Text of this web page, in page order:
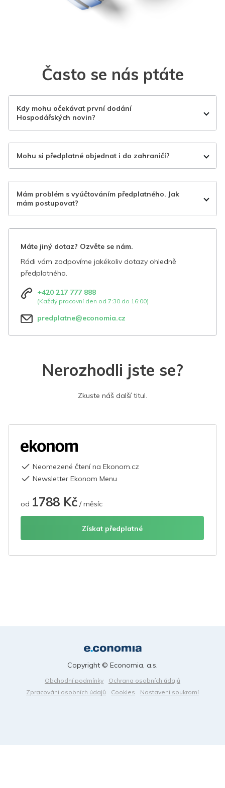
Často se nás ptáte
Kdy mohu očekávat první dodání
Hospodářských novin?
Mohu si předplatné objednat i do zahraničí?
Mám problém s vyúčtováním předplatného. Jak
mám postupovat?
Máte jiný dotaz? Ozvěte se nám.
Rádi vám zodpovíme jakékoliv dotazy ohledně
předplatného.
+420 217 777 888
(Každý pracovní den od 7:30 do 16:00)
predplatne@economia.cz
Nerozhodli jste se?
Zkuste náš další titul.
Neomezené čtení na Ekonom.cz
Newsletter Ekonom Menu
od 1788 Kč / měsíc
Získat předplatné
Obchodní podmínky
Ochrana osobních údajů
Zpracování osobních údajů
Cookies Nastavení soukromí
Copyright © Economia, a.s.